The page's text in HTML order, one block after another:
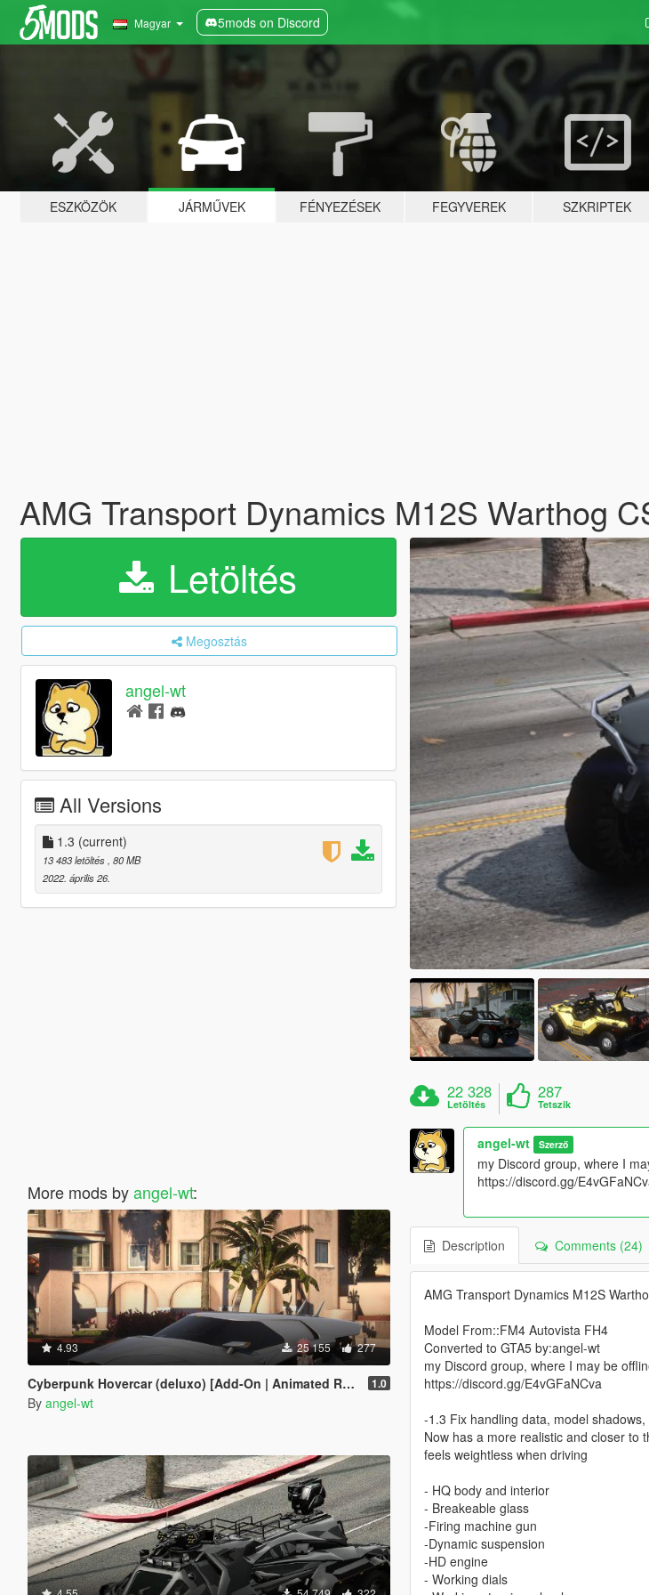
Magyar 5mods on Discord
ESZKÖZÖK JÁRMŰVEK FÉNYEZÉSEK FEGYVEREK SZKRIPTEK
AMG Transport Dynamics M12S Warthog
Letöltés
Megosztás
angel-wt
All Versions
1.3 (current)
13 483 letöltés , 80 MB
2022. április 26.
More mods byangel-wt:
4.93 25 155 277
Cyberpunk Hovercar (deluxo) [Add-On | Animated Roof ] 1.0
By angel-wt
22 328
Letöltés
287
Tetszik
angel-wt Szerző
my Discord group, where I
https://discord.gg/
Description Comments (24)
AMG Transport Dynamics M12S
Model From::FM4 Autovista FH4
Converted to GTA5 by:angel-wt
my Discord group, where I may be
https://discord.gg/E4vGFaNCva
-1.3 Fix handling data, model
Now has a more realistic and closer to
feels weightless when driving
- HQ body and interior
- Breakeable glass
-Firing machine gun
-Dynamic suspension
-HD engine
- Working dials